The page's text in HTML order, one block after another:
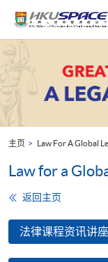
主页 Law For A Global
Law for a
返回主页
法律课程资讯讲座